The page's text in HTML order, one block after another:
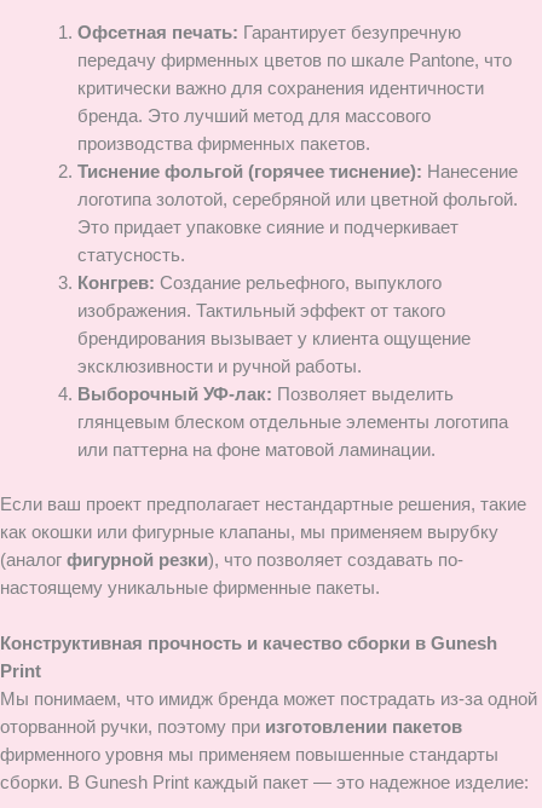
Офсетная печать: Гарантирует безупречную
передачу фирменных цветов по шкале Pantone, что
критически важно для сохранения идентичности
бренда. Это лучший метод для массового
производства фирменных пакетов.
Тиснение фольгой (горячее тиснение): Нанесение
логотипа золотой, серебряной или цветной фольгой.
Это придает упаковке сияние и подчеркивает
статусность.
Конгрев: Создание рельефного, выпуклого
изображения. Тактильный эффект от такого
брендирования вызывает у клиента ощущение
эксклюзивности и ручной работы.
Выборочный УФ-лак: Позволяет выделить
глянцевым блеском отдельные элементы логотипа
или паттерна на фоне матовой ламинации.
Если ваш проект предполагает нестандартные решения, такие
как окошки или фигурные клапаны, мы применяем вырубку
(аналог фигурной резки), что позволяет создавать по-
настоящему уникальные фирменные пакеты.
Конструктивная прочность и качество сборки в Gunesh
Print
Мы понимаем, что имидж бренда может пострадать из-за одной
оторванной ручки, поэтому при изготовлении пакетов
фирменного уровня мы применяем повышенные стандарты
сборки. В Gunesh Print каждый пакет — это надежное изделие: